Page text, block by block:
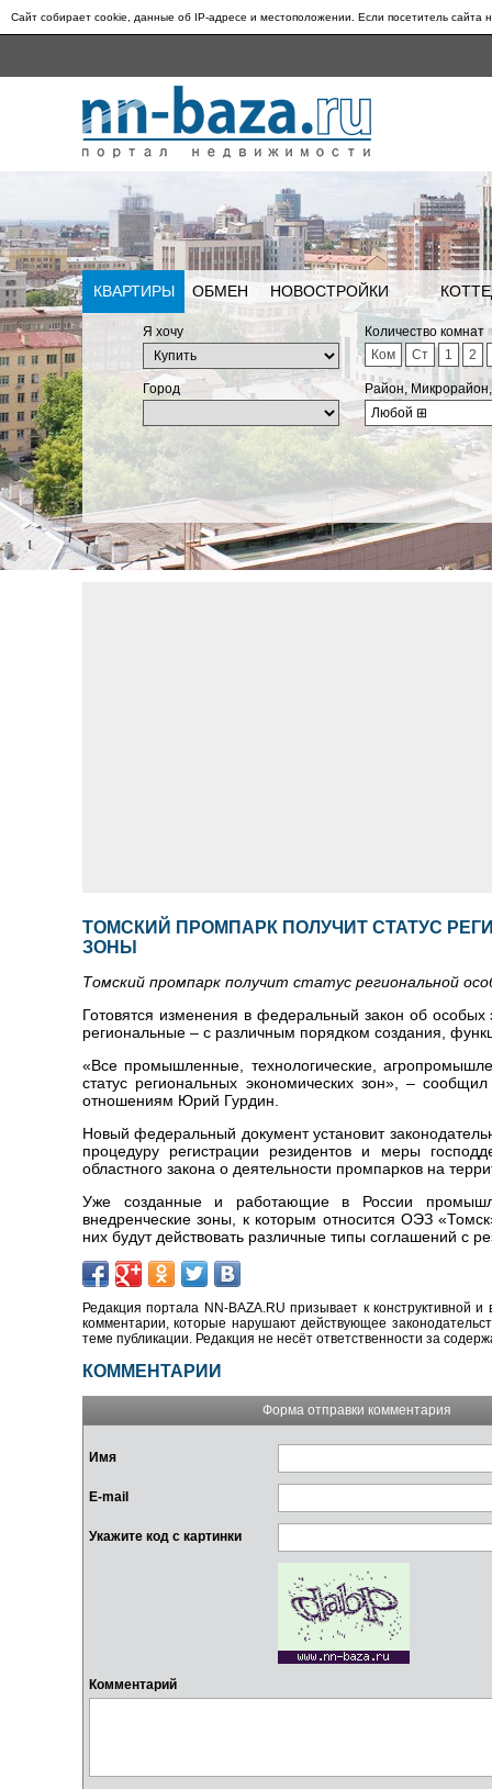
Сайт собирает cookie, данные об IP-адресе и местоположении. Если посетитель сайта
КВАРТИРЫ ОБМЕН НОВОСТРОЙКИ
Я хочу
Количество комнат
Ком
Ст 1 2
Город
Район,
Любой ⊞
ТОМСКИЙ ПРОМПАРК ПОЛУЧИТ СТАТУС
ЗОНЫ
Томский промпарк получит статус региональной
Готовятся изменения в федеральный закон об
региональные – с различным порядком создания,
«Все промышленные, технологические,
статус региональных экономических зон», –
отношениям Юрий Гурдин.
Новый федеральный документ установит
процедуру регистрации резидентов и меры
областного закона о деятельности промпарков на
Уже созданные и работающие в России
внедренческие зоны, к которым относится ОЭЗ
них будут действовать различные типы соглашений с
Редакция портала NN-BAZA.RU призывает к конструктивной
комментарии, которые нарушают действующее
теме публикации. Редакция не несёт ответственности за
КОММЕНТАРИИ
Форма отправки комментария
Имя
E-mail
Укажите код с картинки
Комментарий